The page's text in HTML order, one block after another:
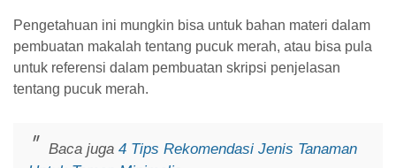
Pengetahuan ini mungkin bisa untuk bahan materi dalam
pembuatan makalah tentang pucuk merah, atau bisa pula
untuk referensi dalam pembuatan skripsi penjelasan
tentang pucuk merah.
Baca juga 4 Tips Rekomendasi Jenis Tanaman